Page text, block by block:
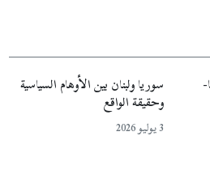
سوريا ولبنان بين الأوهام السياسية
وحقيقة الواقع